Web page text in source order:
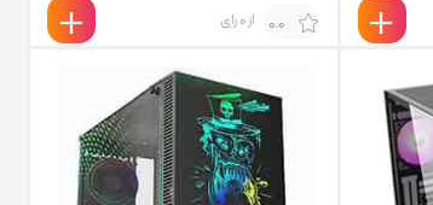
0.0 از 0 رای